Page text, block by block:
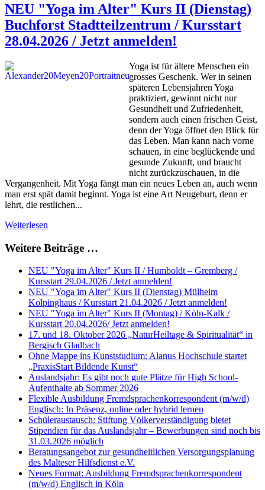
NEU "Yoga im Alter" Kurs II (Dienstag)
Buchforst Stadtteilzentrum / Kursstart
28.04.2026 / Jetzt anmelden!
Yoga ist für ältere Menschen ein
grosses Geschenk. Wer in seinen
späteren Lebensjahren Yoga
praktiziert, gewinnt nicht nur
Gesundheit und Zufriedenheit,
sondern auch einen frischen Geist,
denn der Yoga öffnet den Blick für
das Leben. Man kann nach vorne
schauen, in eine beglückende und
gesunde Zukunft, und braucht
nicht zurückzuschauen, in die
Vergangenheit. Mit Yoga fängt man ein neues Leben an, auch wenn
man erst spät damit beginnt. Yoga ist eine Art Neugeburt, denn er
lehrt, die restlichen...
Weiterlesen
Weitere Beiträge …
NEU "Yoga im Alter" Kurs II / Humboldt – Gremberg /
Kursstart 29.04.2026 / Jetzt anmelden!
NEU "Yoga im Alter" Kurs II (Dienstag) Mülheim
Kolpinghaus / Kursstart 21.04.2026 / Jetzt anmelden!
NEU "Yoga im Alter" Kurs II (Montag) / Köln-Kalk /
Kursstart 20.04.2026/ Jetzt anmelden!
17. und 18. Oktober 2026 „NaturHeiltage & Spiritualität“ in
Bergisch Gladbach
Ohne Mappe ins Kunststudium: Alanus Hochschule startet
„PraxisStart Bildende Kunst“
Auslandsjahr: Es gibt noch gute Plätze für High School-
Aufenthalte ab Sommer 2026
Flexible Ausbildung Fremdsprachenkorrespondent (m/w/d)
Englisch: In Präsenz, online oder hybrid lernen
Schüleraustausch: Stiftung Völkerverständigung bietet
Stipendien für das Auslandsjahr – Bewerbungen sind noch bis
31.03.2026 möglich
Beratungsangebot zur gesundheitlichen Versorgungsplanung
des Malteser Hilfsdienst e.V.
Neues Format: Ausbildung Fremdsprachenkorrespondent
(m/w/d) Englisch in Köln